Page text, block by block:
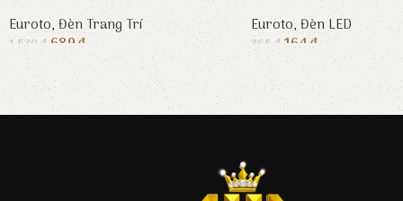
Euroto,Đèn Trang Trí
1.530 ₫ 689₫
Euroto, Đèn LED
365 ₫ 164₫